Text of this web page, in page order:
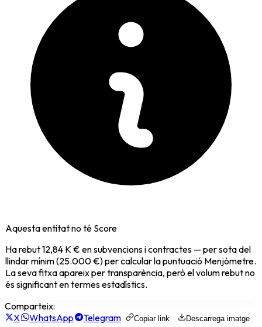
Aquesta entitat no té Score
Ha rebut12,84 K € en subvencions i contractes — per sota del
llindar mínim (25.000 €) per calcular la puntuació Menjòmetre.
La seva fitxa apareix per transparència, però el volum rebut no
és significant en termes estadístics.
Comparteix:
X
WhatsApp Telegram Copiar link Descarrega imatge